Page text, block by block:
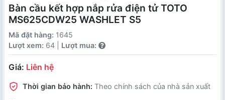
Bàn cầu kết hợp nắp rửa điện tử TOTO
MS625CDW25 WASHLET S5
Mã đặt hàng: 1645
Lượt xem: 64 | Lượt mua:
Giá: Liên hệ
Thời gian bảo hành: Theo chính sách của nhà sản xuất